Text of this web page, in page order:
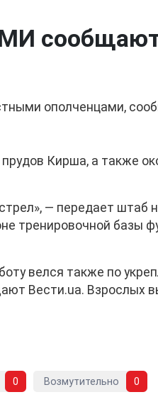
ополченцами,
Кирша, а также
— передает штаб
тренировочной базы
велся также по
Вести.ua. Взрослых
0 Возмутительно 0